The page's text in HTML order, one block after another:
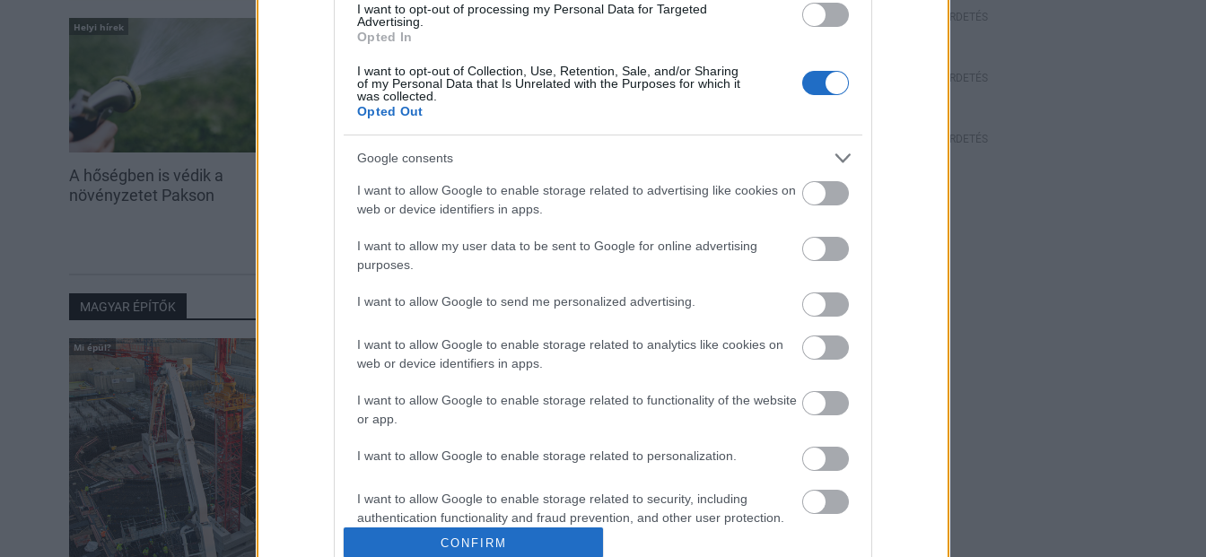
I want to opt-out of processing my Personal Data for Targeted
Advertising.
Opted In
I want to opt-out of Collection, Use, Retention, Sale, and/or Sharing
of my Personal Data that Is Unrelated with the Purposes for which it
was collected.
Opted Out
Google consents
I want to allow Google to enable storage related to advertising like cookies on
web or device identifiers in apps.
I want to allow my user data to be sent to Google for online advertising
purposes.
I want to allow Google to send me personalized advertising.
I want to allow Google to enable storage related to analytics like cookies on
web or device identifiers in apps.
I want to allow Google to enable storage related to functionality of the website
or app.
I want to allow Google to enable storage related to personalization.
I want to allow Google to enable storage related to security, including
authentication functionality and fraud prevention, and other user protection.
CONFIRM
Helyi hírek
A hőségben is védik a
növényzetet Pakson
segítség a paksi
iskolakezdéshez
szeptemberig élvezhetjük
MAGYAR ÉPÍTŐK
Mi épül?
Elkészült a Liszt Ferenc repülőtér
közelében lévő logisztikai bázis út-
Egyetlen, fél évszázados
HIRDETÉS
HIRDETÉS
HIRDETÉS